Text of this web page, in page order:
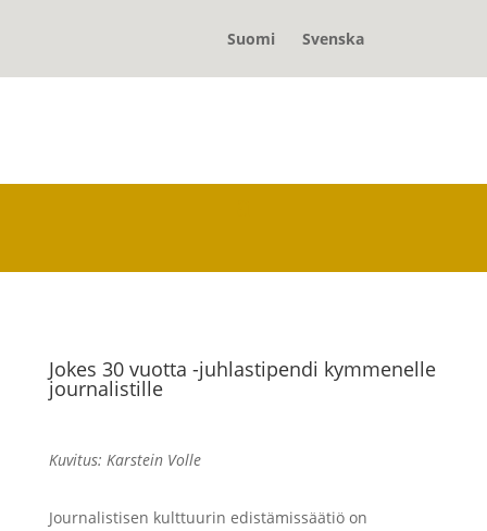
Suomi Svenska
Jokes 30 vuotta -juhlastipendi kymmenelle
journalistille
Kuvitus: Karstein Volle
Journalistisen kulttuurin edistämissäätiö on